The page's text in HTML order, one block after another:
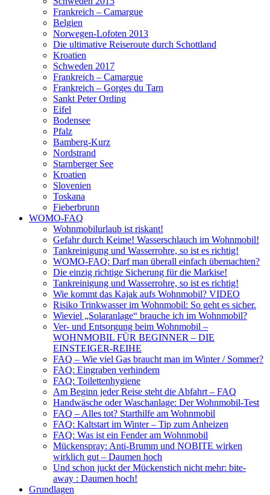
Frankreich – Camargue
Belgien
Norwegen-Lofoten 2013
Die ultimative Reiseroute durch Schottland
Kroatien
Schweden 2017
Frankreich – Camargue
Frankreich – Gorges du Tarn
Sankt Peter Ording
Eifel
Bodensee
Pfalz
Bamberg-Kurz
Nordstrand
Starnberger See
Kroatien
Slovenien
Toskana
Fieberbrunn
WOMO-FAQ
Wohnmobilurlaub ist riskant!
Gefahr durch Keime! Wasserschlauch im Wohnmobil!
Tankreinigung und Wasserrohre, so ist es richtig!
WOMO-FAQ: Darf man überall einfach übernachten?
Die einzig richtige Sicherung für die Markise!
Tankreinigung und Wasserrohre, so ist es richtig!
Wie kommt das Kajak aufs Wohnmobil? VIDEO
Risiko Trinkwasser im Wohnmobil: So geht es sicher.
Wieviel „Solaranlage“ brauche ich im Wohnmobil?
Ver- und Entsorgung beim Wohnmobil –
WOHNMOBIL FÜR BEGINNER – DIE
EINSTEIGER-REIHE
FAQ – Wie viel Gas braucht man im Winter / Sommer?
FAQ: Eingraben verhindern
FAQ: Toilettenhygiene
Am Beginn jeder Reise steht die Abfahrt – FAQ
Handwäsche oder Waschanlage: Der Wohnmobil-Test
FAQ – Alles tot? Starthilfe am Wohnmobil
FAQ: Kaltstart im Winter – Tip zum Anheizen
FAQ: Was ist ein Fender am Wohnmobil
Mückenspray: Anti-Brumm und NOBITE wirken
wirklich gut – Daumen hoch
Und schon juckt der Mückenstich nicht mehr: bite-
away : Daumen hoch!
Grundlagen